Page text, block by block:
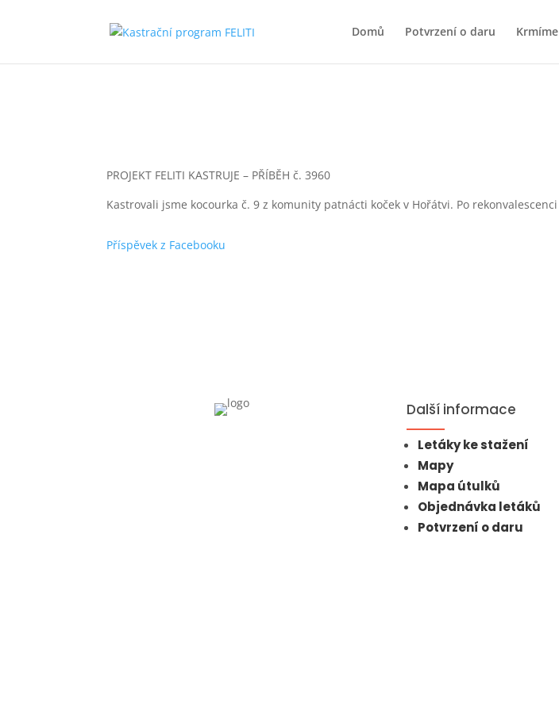
Domů Potvrzení o daru Krmíme
PROJEKT FELITI KASTRUJE – PŘÍBĚH č. 3960
Kastrovali jsme kocourka č. 9 z komunity patnácti koček v Hořátvi. Po rekonvalescenci
Příspěvek z Facebooku
Další informace
Letáky ke stažení
Mapy
Mapa útulků
Objednávka letáků
Potvrzení o daru